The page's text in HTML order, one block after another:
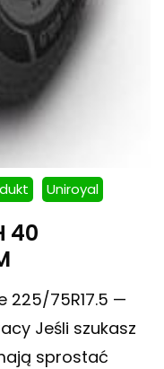
Uniroyal
40
225/75R17.5 —
Jeśli szukasz
sprostać